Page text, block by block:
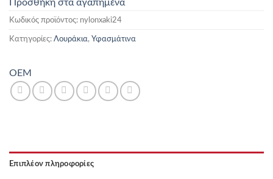
Προσθήκη στα αγαπημένα
Κωδικός προϊόντος: nylonxaki24
Κατηγορίες: Λουράκια, Υφασμάτινα
OEM
Επιπλέον πληροφορίες